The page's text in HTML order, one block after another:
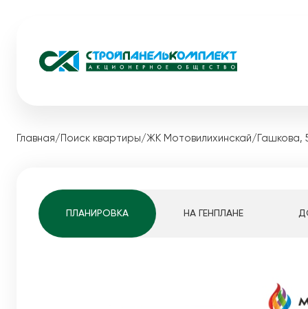
Мотовилихинскай
Pro жизнь
Квартиры
4-комнатные
Главная/ Поиск квартиры/ЖК Мотовилихинскай/ Гашкова,
ПЛАНИРОВКА НА ГЕНПЛАНЕ